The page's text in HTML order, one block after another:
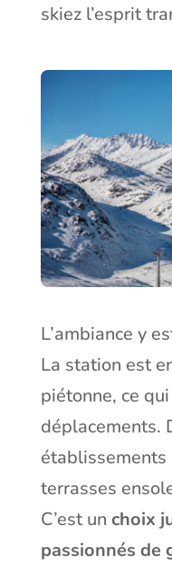
skiez l’esprit
L’ambiance y
La station est
piétonne, ce
déplacements.
terrasses
C’est un choix
passionnés de